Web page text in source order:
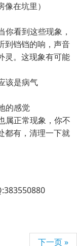
在坑里）
看到这些现象，
到铛铛的响，声音
灵。这现象有可能
该是病气
的感觉
属正常现象，你不
都有，清理一下就
下一页 »